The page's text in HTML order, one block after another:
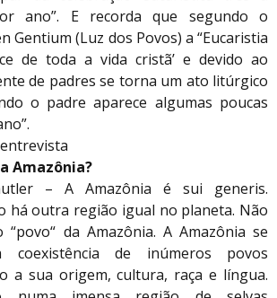
ano”. E recorda que segundo o
Gentium (Luz dos Povos) a “Eucaristia
de toda a vida cristã’ e devido ao
de padres se torna um ato litúrgico
o padre aparece algumas poucas
Amazônia?
– A Amazônia é sui generis.
há outra região igual no planeta. Não
da Amazônia. A Amazônia se
coexistência de inúmeros povos
a sua origem, cultura, raça e língua.